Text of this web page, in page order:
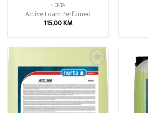
NERTA
Active Foam Perfumed
115,00KM
Add to
wishlist